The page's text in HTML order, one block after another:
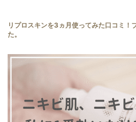
リプロスキンを3ヵ月使ってみた口コミ！
た。